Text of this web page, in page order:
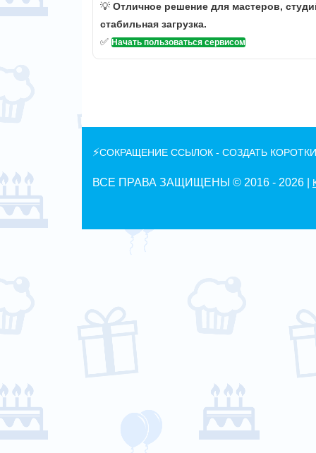
💡 Отличное решение для мастеров,
стабильная загрузка.
✅ Начать пользоваться сервисом
⚡СОКРАЩЕНИЕ ССЫЛОК - СОЗДАТЬ
ВСЕ ПРАВА ЗАЩИЩЕНЫ © 2016 - 2026 |